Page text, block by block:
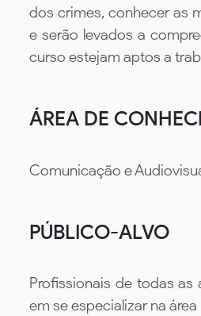
dos crimes, conhecer as
e serão levados a
curso estejam aptos a
ÁREA DE
Comunicação e
PÚBLICO-ALVO
Profissionais de todas as
em se especializar na